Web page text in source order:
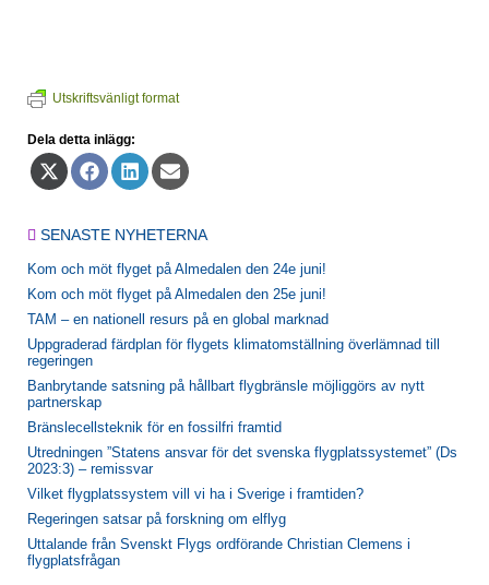
Utskriftsvänligt format
Dela detta inlägg:
Dela
på
Dela
på
Dela
på
Dela
på
SENASTE NYHETERNA
Kom och möt flyget på Almedalen den 24e juni!
Kom och möt flyget på Almedalen den 25e juni!
TAM – en nationell resurs på en global marknad
Uppgraderad färdplan för flygets klimatomställning överlämnad till
regeringen
Banbrytande satsning på hållbart flygbränsle möjliggörs av nytt
partnerskap
Bränslecellsteknik för en fossilfri framtid
Utredningen ”Statens ansvar för det svenska flygplatssystemet” (Ds
2023:3) – remissvar
Vilket flygplatssystem vill vi ha i Sverige i framtiden?
Regeringen satsar på forskning om elflyg
Uttalande från Svenskt Flygs ordförande Christian Clemens i
flygplatsfrågan